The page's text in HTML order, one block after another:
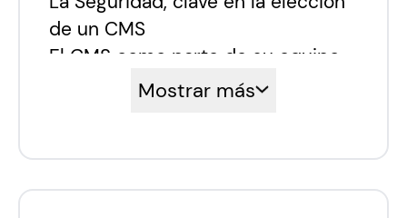
de un CMS
El CMS como parte de su equipo
de Desarrollo
vs. CMS de pago
Mitigar las dependencias o “lock-
Mostrar más